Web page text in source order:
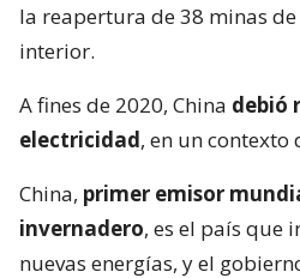
la reapertura de 38 minas
interior.
A fines de 2020, China debió
electricidad, en un contexto
China, primer emisor
invernadero, es el país que
nuevas energías, y el